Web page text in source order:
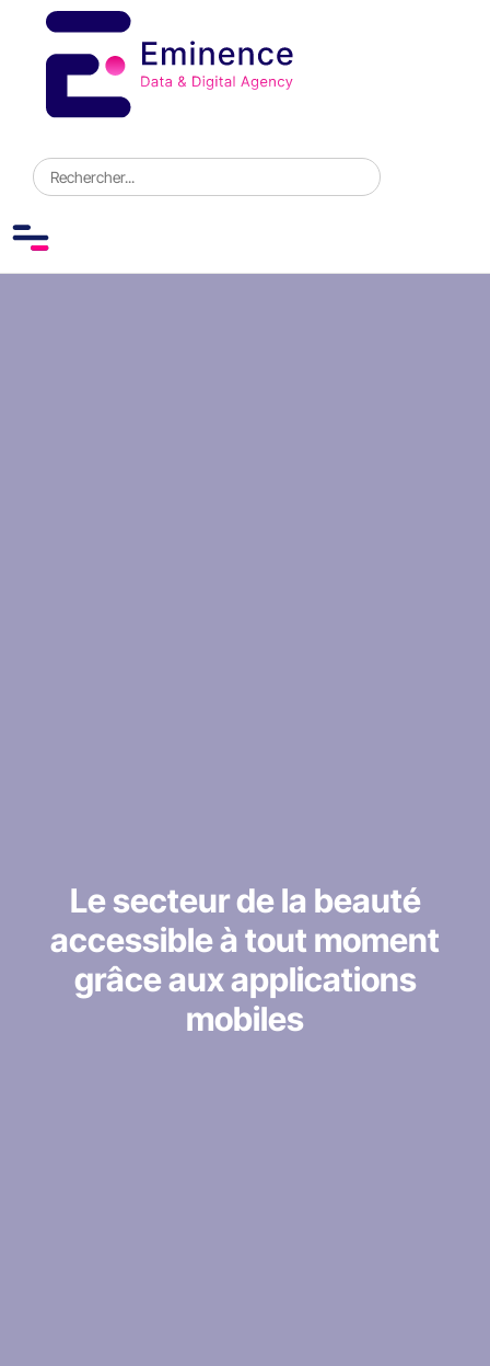
Le secteur de la beauté
accessible à tout moment
grâce aux applications
mobiles